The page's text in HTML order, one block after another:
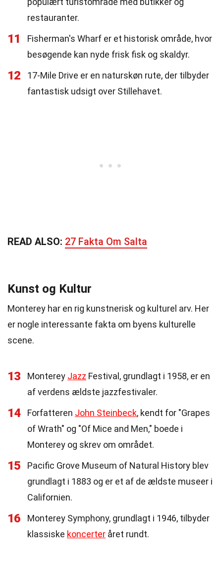
restauranter.
11
Fisherman's Wharf er et historisk område, hvor
besøgende kan nyde frisk fisk og skaldyr.
12
17-Mile Drive er en naturskøn rute, der tilbyder
fantastisk udsigt over Stillehavet.
READ ALSO: 27 Fakta Om Salta
Kunst og Kultur
Monterey har en rig kunstnerisk og kulturel arv. Her
er nogle interessante fakta om byens kulturelle
scene.
13 Monterey Jazz Festival, grundlagt i 1958, er en
af verdens ældste jazzfestivaler.
14 Forfatteren John Steinbeck, kendt for "Grapes
of Wrath" og "Of Mice and Men," boede i
Monterey og skrev om området.
15
Pacific Grove Museum of Natural History blev
grundlagt i 1883 og er et af de ældste museer i
Californien.
16
Monterey Symphony, grundlagt i 1946, tilbyder
klassiske koncerter året rundt.